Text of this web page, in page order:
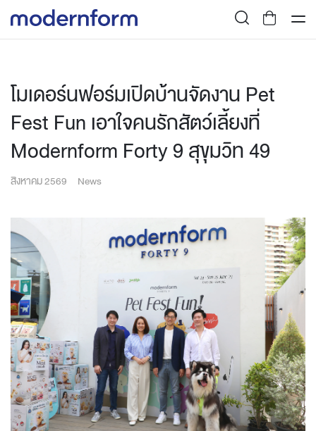
โมเดอร์นฟอร์มเปิดบ้านจัดงาน Pet
Fest Fun เอาใจคนรักสัตว์เลี้ยงที่
Modernform Forty 9 สุขุมวิท 49
สิงหาคม 2569 News